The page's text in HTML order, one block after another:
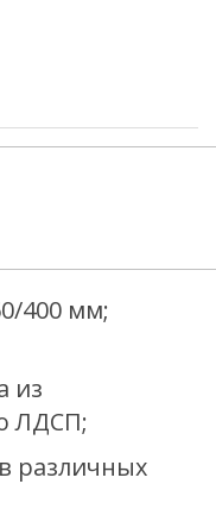
400 мм;
из
ЛДСП;
различных